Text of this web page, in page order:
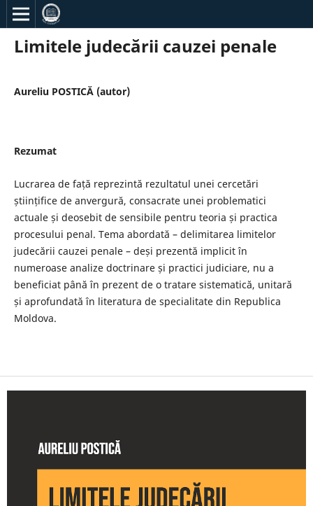
Limitele judecării cauzei penale
Aureliu POSTICĂ (autor)
Rezumat
Lucrarea de față reprezintă rezultatul unei cercetări
științifice de anvergură, consacrate unei problematici
actuale și deosebit de sensibile pentru teoria și practica
procesului penal. Tema abordată – delimitarea limitelor
judecării cauzei penale – deși prezentă implicit în
numeroase analize doctrinare și practici judiciare, nu a
beneficiat până în prezent de o tratare sistematică, unitară
și aprofundată în literatura de specialitate din Republica
Moldova.